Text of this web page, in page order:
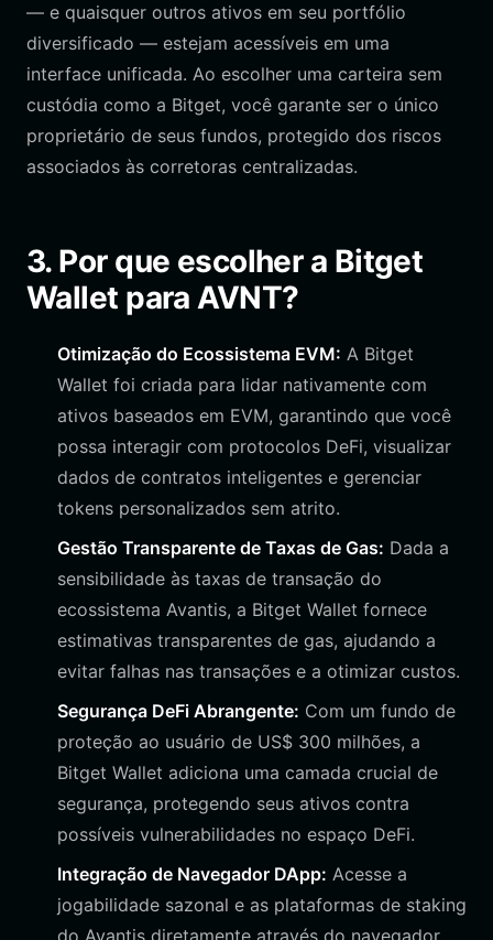
— e quaisquer outros ativos em seu portfólio
diversificado — estejam acessíveis em uma
interface unificada. Ao escolher uma carteira sem
custódia como a Bitget, você garante ser o único
proprietário de seus fundos, protegido dos riscos
associados às corretoras centralizadas.
3. Por que escolher a Bitget
Wallet para AVNT?
Otimização do Ecossistema EVM: A Bitget
Wallet foi criada para lidar nativamente com
ativos baseados em EVM, garantindo que você
possa interagir com protocolos DeFi, visualizar
dados de contratos inteligentes e gerenciar
tokens personalizados sem atrito.
Gestão Transparente de Taxas de Gas: Dada a
sensibilidade às taxas de transação do
ecossistema Avantis, a Bitget Wallet fornece
estimativas transparentes de gas, ajudando a
evitar falhas nas transações e a otimizar custos.
Segurança DeFi Abrangente: Com um fundo de
proteção ao usuário de US$ 300 milhões, a
Bitget Wallet adiciona uma camada crucial de
segurança, protegendo seus ativos contra
possíveis vulnerabilidades no espaço DeFi.
Integração de Navegador DApp: Acesse a
jogabilidade sazonal e as plataformas de staking
do Avantis diretamente através do navegador